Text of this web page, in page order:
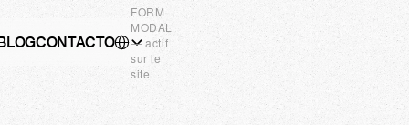
CONTACTOSelect Language
ES
FORM
MODAL
— actif
sur le
site